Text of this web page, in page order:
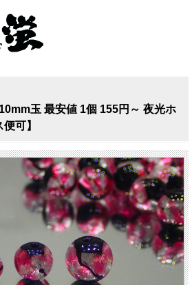
玉 最安値 1個 155円～ 夜光ホ
可】